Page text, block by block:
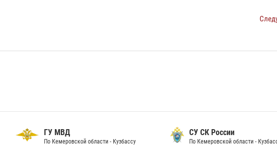
ГУ МВД
По Кемеровской области - Кузбассу
СУ СК России
По Кемеровской области -